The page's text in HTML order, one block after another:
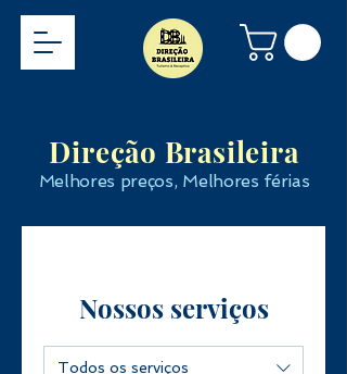
Direção Brasileira
Melhores preços, Melhores férias
Nossos serviços
Todos os serviços